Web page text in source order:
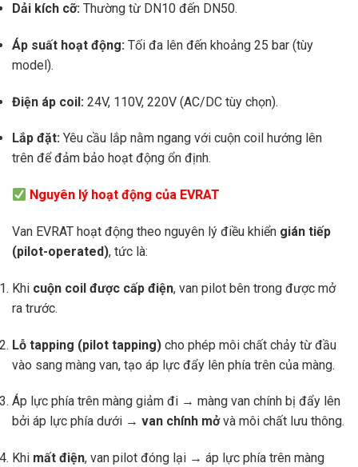
Dải kích cỡ: Thường từ DN10 đến DN50.
Áp suất hoạt động: Tối đa lên đến khoảng 25 bar (tùy
model).
Điện áp coil: 24V, 110V, 220V (AC/DC tùy chọn).
Lắp đặt: Yêu cầu lắp nằm ngang với cuộn coil hướng lên
trên để đảm bảo hoạt động ổn định.
Nguyên lý hoạt động của EVRAT
Van EVRAT hoạt động theo nguyên lý điều khiển gián tiếp
(pilot-operated), tức là:
Khi cuộn coil được cấp điện, van pilot bên trong được mở
ra trước.
Lỗ tapping (pilot tapping) cho phép môi chất chảy từ đầu
vào sang màng van, tạo áp lực đẩy lên phía trên của màng.
Áp lực phía trên màng giảm đi → màng van chính bị đẩy lên
bởi áp lực phía dưới → van chính mởvà môi chất lưu thông.
Khi mất điện, van pilot đóng lại → áp lực phía trên màng